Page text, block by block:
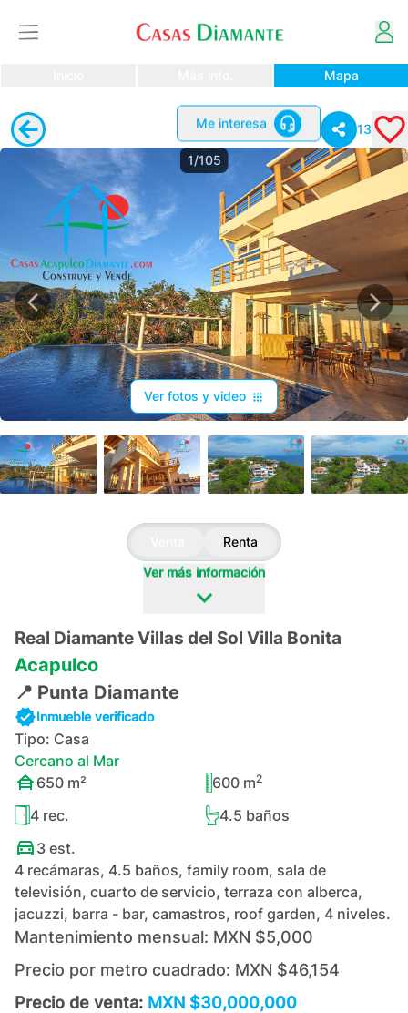
Mapa
Me interesa
13
1/105
Ver fotos y video
Renta
Ver más información
Real Diamante Villas del Sol Villa Bonita
Acapulco
📍 Punta Diamante
Inmueble verificado
Tipo: Casa
Cercano al Mar
650 m² 600m2
4 rec. 4.5 baños
3 est.
4 recámaras, 4.5 baños, family room, sala de
televisión, cuarto de servicio, terraza con alberca,
jacuzzi, barra - bar, camastros, roof garden, 4 niveles.
Mantenimiento mensual: MXN $5,000
Precio por metro cuadrado: MXN $46,154
Precio de venta: MXN $30,000,000